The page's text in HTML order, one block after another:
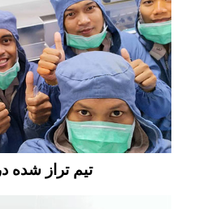
تیم تراز شده